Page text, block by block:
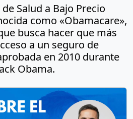
Salud a Bajo Precio
como «Obamacare»,
busca hacer que más
a un seguro de
en 2010 durante
Obama.